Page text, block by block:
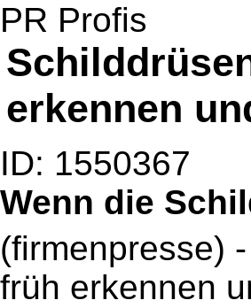
PR Profis
erkennen
ID: 1550367
Wenn die
(firmenpresse)
früh erkennen